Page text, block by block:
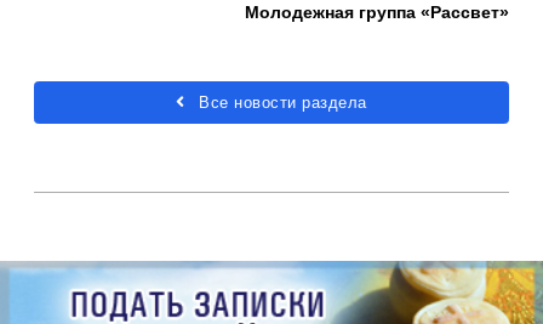
Молодежная группа «Рассвет»
Все новости раздела